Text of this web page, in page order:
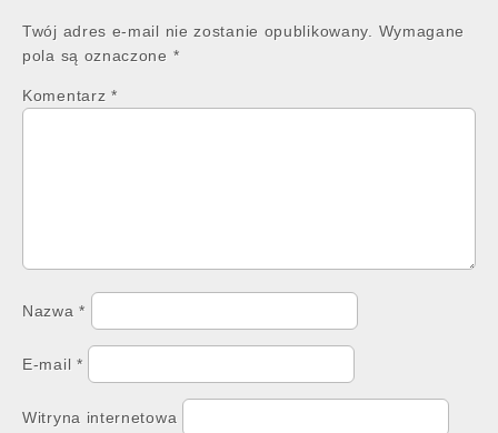
Twój adres e-mail nie zostanie opublikowany.
Wymagane
pola są oznaczone *
Komentarz *
Nazwa*
E-mail *
Witryna internetowa